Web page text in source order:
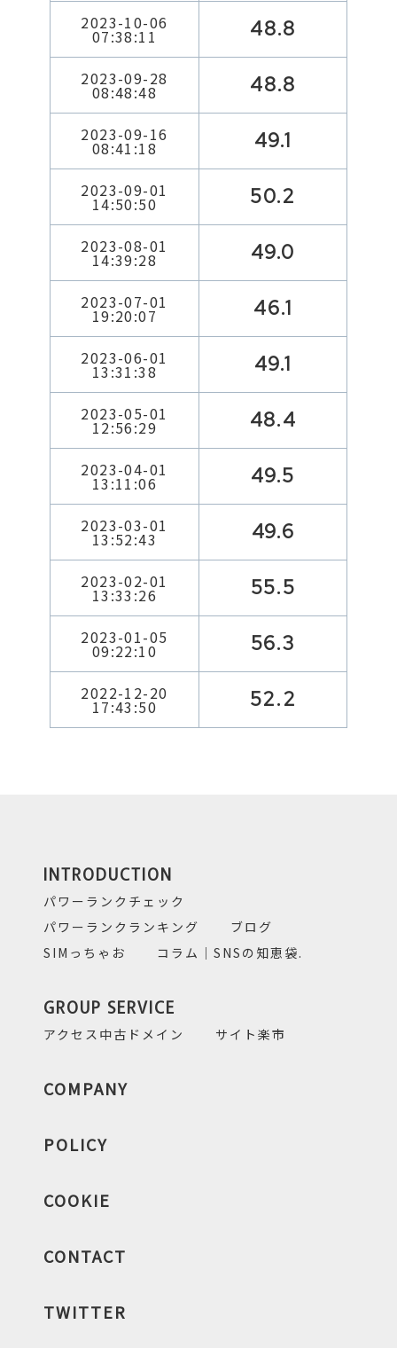
2023-10-06
07:38:11 48.8
2023-09-28
08:48:48 48.8
2023-09-16
08:41:18 49.1
2023-09-01
14:50:50 50.2
2023-08-01
14:39:28 49.0
2023-07-01
19:20:07 46.1
2023-06-01
13:31:38 49.1
2023-05-01
12:56:29 48.4
2023-04-01
13:11:06 49.5
2023-03-01
13:52:43 49.6
2023-02-01
13:33:26 55.5
2023-01-05
09:22:10 56.3
2022-12-20
17:43:50 52.2
INTRODUCTION
パワーランクチェック
パワーランクランキング
ブログ
SIMっちゃお
コラム｜SNSの知恵袋.
GROUP SERVICE
アクセス中古ドメイン サイト楽市
COMPANY
POLICY
COOKIE
CONTACT
TWITTER